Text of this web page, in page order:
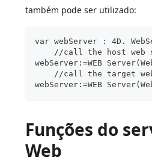
também pode ser utilizado:
var webServer : 4D.
//call the host
webServer:=WEB
//call the target
webServer:=WEB
Funções do
Web